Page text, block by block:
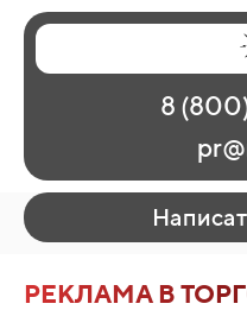
О
8
РЕКЛАМА В